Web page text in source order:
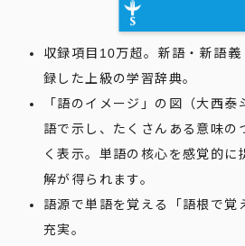
収録項目10万超。新語・新語
録した上級の学習辞典。
「語のイメージ」の図（大西
語で示し、たくさんある意味の
く表示。単語の核心を感覚的に
解が得られます。
語源で単語を覚える「語根で覚
充実。